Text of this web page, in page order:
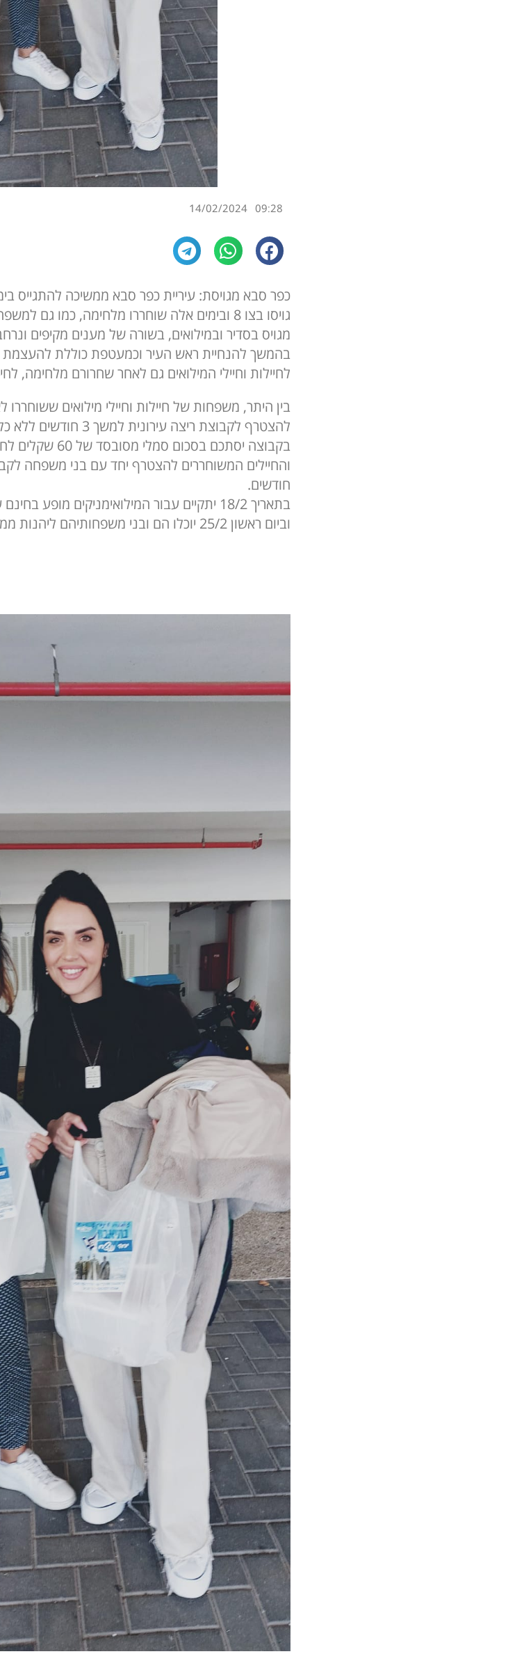
09:28
14/02/2024
כפר סבא מגויסת: עיריית כפר סבא ממשיכה להתגייס
גויסו בצו 8 ובימים אלה שוחררו מלחימה, כמו
מגויס בסדיר ובמילואים, בשורה של מענים מקיפים
בהמשך להנחיית ראש העיר וכמעטפת כוללת להעצמת
לחיילות וחיילי המילואים גם לאחר שחרורם מלחימה,
בין היתר, משפחות של חיילות וחיילי מילואים ששוחררו
להצטרף לקבוצת ריצה
בקבוצה יסתכם
חודשים.
בתאריך 18/2 יתקיים עבור המילואימניקים
וביום ראשון 25/2 יוכלו הם ובני משפחותיהם ליהנות ממופע של שירי הביטלס.